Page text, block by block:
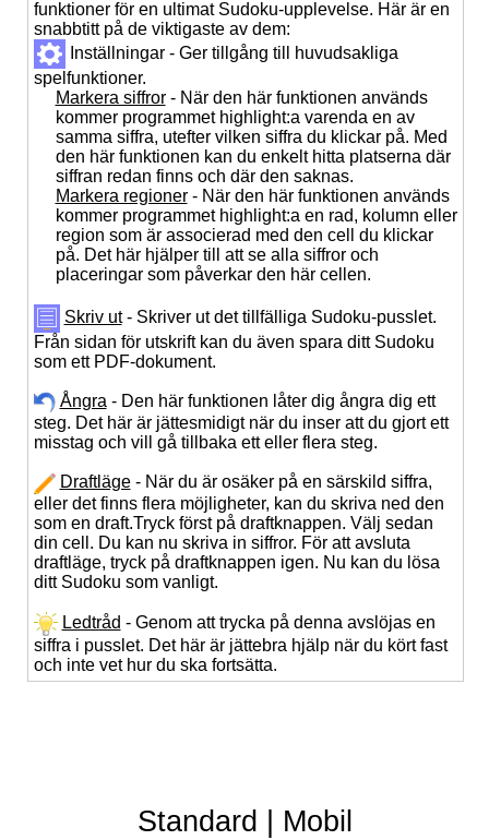
funktioner för en ultimat Sudoku-upplevelse. Här är en
snabbtitt på de viktigaste av dem:
Inställningar - Ger tillgång till huvudsakliga
spelfunktioner.
Markera siffror- När den här funktionen används
kommer programmet highlight:a varenda en av
samma siffra, utefter vilken siffra du klickar på. Med
den här funktionen kan du enkelt hitta platserna där
siffran redan finns och där den saknas.
Markera regioner- När den här funktionen används
kommer programmet highlight:a en rad, kolumn eller
region som är associerad med den cell du klickar
på. Det här hjälper till att se alla siffror och
placeringar som påverkar den här cellen.
Skriv ut- Skriver ut det tillfälliga Sudoku-pusslet.
Från sidan för utskrift kan du även spara ditt Sudoku
som ett PDF-dokument.
Ångra - Den här funktionen låter dig ångra dig ett
steg. Det här är jättesmidigt när du inser att du gjort ett
misstag och vill gå tillbaka ett eller flera steg.
Draftläge- När du är osäker på en särskild siffra,
eller det finns flera möjligheter, kan du skriva ned den
som en draft.Tryck först på draftknappen. Välj sedan
din cell. Du kan nu skriva in siffror. För att avsluta
draftläge, tryck på draftknappen igen. Nu kan du lösa
ditt Sudoku som vanligt.
Ledtråd - Genom att trycka på denna avslöjas en
siffra i pusslet. Det här är jättebra hjälp när du kört fast
och inte vet hur du ska fortsätta.
Standard Mobil